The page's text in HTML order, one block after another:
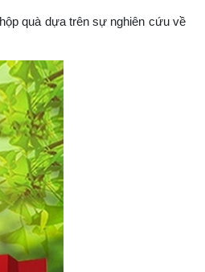
quà dựa trên sự nghiên cứu về